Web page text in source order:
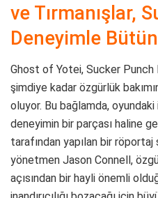
ve Tırmanışlar,
Deneyimle
Ghost of Yotei, Sucker
şimdiye kadar özgürlük
oluyor. Bu bağlamda,
deneyimin bir parçası haline
tarafından yapılan bir röportaj
yönetmen Jason Connell,
açısından bir hayli önemli